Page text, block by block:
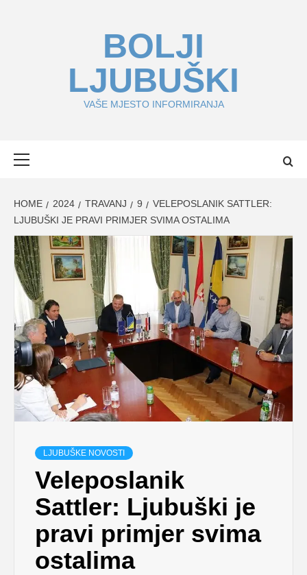
BOLJI
LJUBUŠKI
VAŠE MJESTO INFORMIRANJA
HOME 2024 TRAVANJ 9
VELEPOSLANIK SATTLER:
LJUBUŠKI JE PRAVI PRIMJER SVIMA OSTALIMA
LJUBUŠKE NOVOSTI
Veleposlanik
Sattler: Ljubuški je
pravi primjer svima
ostalima